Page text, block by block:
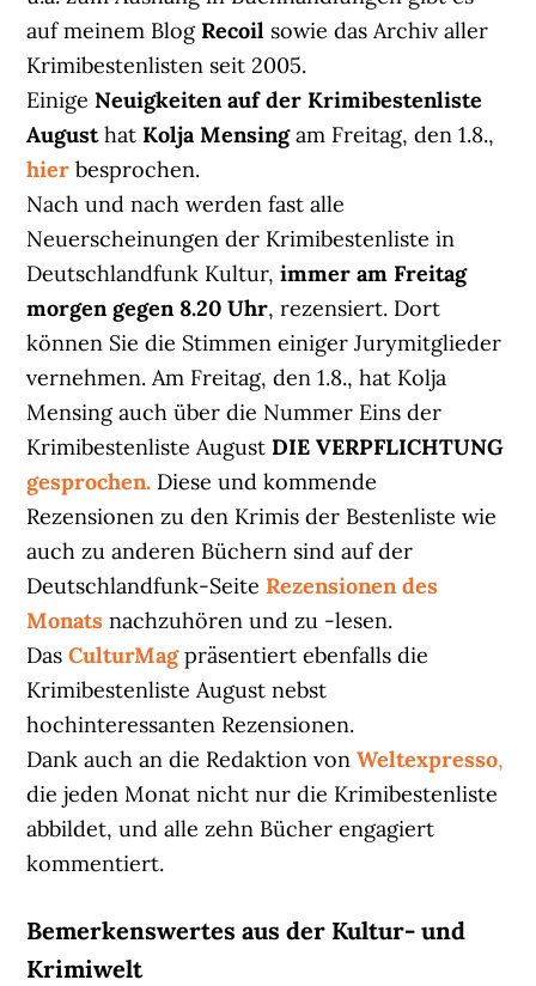
auf meinem BlogRecoil sowie das Archiv aller
Krimibestenlisten seit 2005.
EinigeNeuigkeiten auf der Krimibestenliste
AugusthatKolja Mensingam Freitag, den 1.8.,
hier besprochen.
Nach und nach werden fast alle
Neuerscheinungen der Krimibestenliste in
Deutschlandfunk Kultur,immer am Freitag
morgen gegen 8.20 Uhr, rezensiert. Dort
können Sie die Stimmen einiger Jurymitglieder
vernehmen. Am Freitag, den 1.8., hat Kolja
Mensing auch über die Nummer Eins der
Krimibestenliste AugustDIE VERPFLICHTUNG
gesprochen. Diese und kommende
Rezensionen zu den Krimis der Bestenliste wie
auch zu anderen Büchern sind auf der
Deutschlandfunk-Seite Rezensionen des
Monats nachzuhören und zu -lesen.
DasCulturMag präsentiert ebenfalls die
Krimibestenliste August nebst
hochinteressanten Rezensionen.
Dank auch an die Redaktion vonWeltexpresso,
die jeden Monat nicht nur die Krimibestenliste
abbildet, und alle zehn Bücher engagiert
kommentiert.
Bemerkenswertes aus der Kultur- und
Krimiwelt